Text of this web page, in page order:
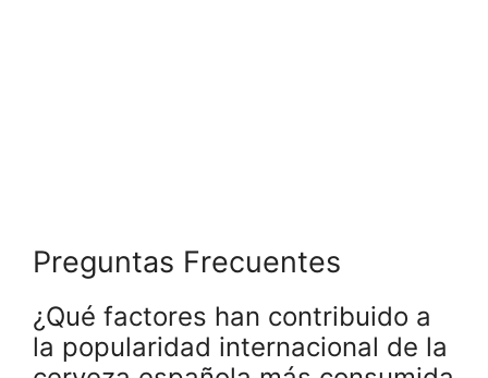
Preguntas Frecuentes
¿Qué factores han contribuido a
la popularidad internacional de la